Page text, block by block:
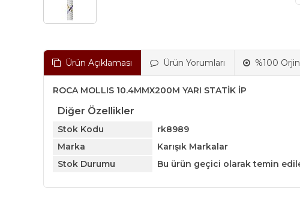
Ürün Açıklaması Ürün Yorumları %100
ROCA MOLLIS 10.4MMX200M YARI STATİK İP
Diğer Özellikler
Stok Kodu
rk8989
Marka
Karışık Markalar
Stok Durumu
Bu ürün geçici olarak temin